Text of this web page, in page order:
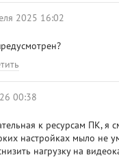
2025 16:02
00:38
к ресурсам ПК, я
настройках мыло не
нагрузку на